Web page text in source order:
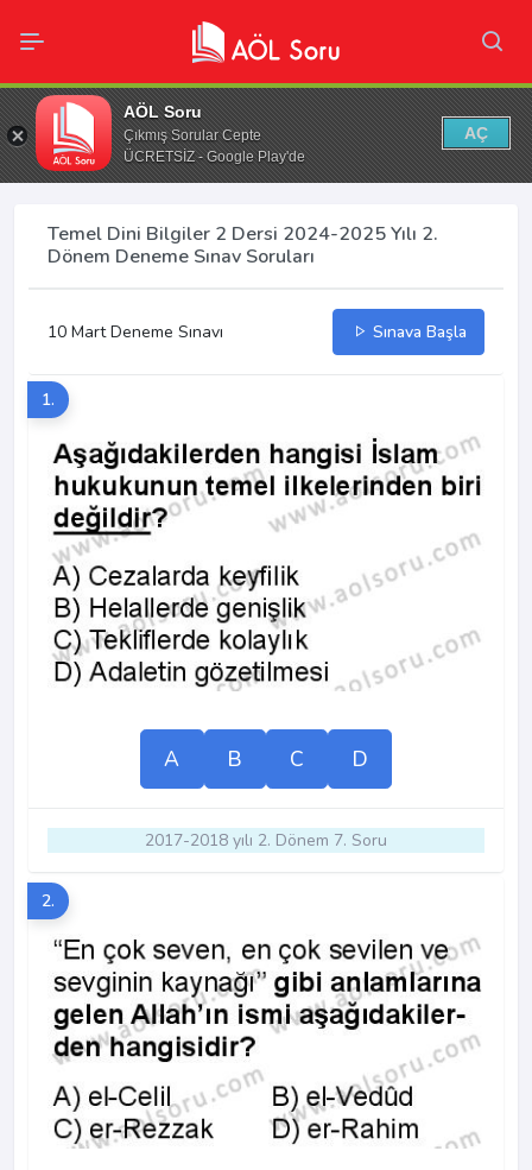
AÖL Soru
Çıkmış Sorular Cepte
ÜCRETSİZ - Google Play'de
AÇ
Temel Dini Bilgiler 2 Dersi 2024-2025 Yılı 2.
Dönem Deneme Sınav Soruları
10 Mart Deneme Sınavı Sınava Başla
1.
A B C D
2017-2018 yılı 2. Dönem 7. Soru
2.